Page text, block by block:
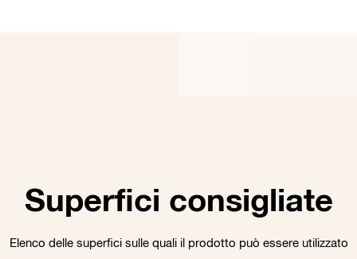
Superfici consigliate
Elenco delle superfici sulle quali il prodotto può essere utilizzato